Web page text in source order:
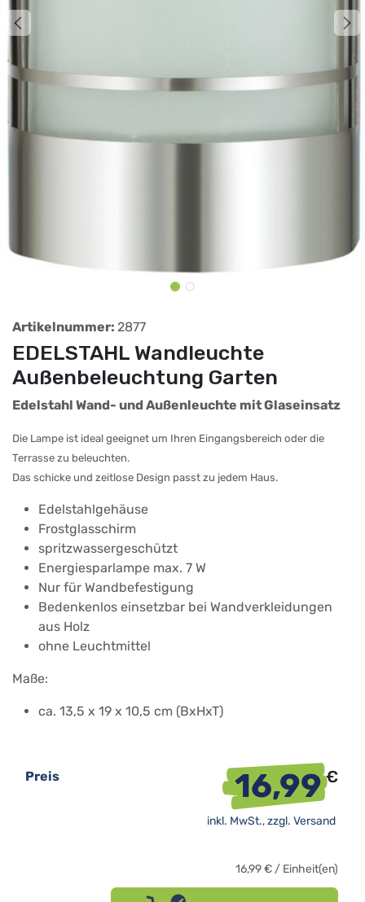
Artikelnummer: 2877
EDELSTAHL Wandleuchte
Außenbeleuchtung Garten
Edelstahl Wand- und Außenleuchte mit Glaseinsatz
Die Lampe ist ideal geeignet um Ihren Eingangsbereich oder die
Terrasse zu beleuchten.
Das schicke und zeitlose Design passt zu jedem Haus.
Edelstahlgehäuse
Frostglasschirm
spritzwassergeschützt
Energiesparlampe max. 7 W
Nur für Wandbefestigung
Bedenkenlos einsetzbar bei Wandverkleidungen
aus Holz
ohne Leuchtmittel
Maße:
ca. 13,5 x 19 x 10,5 cm (BxHxT)
Preis 16,99€
inkl. MwSt., zzgl. Versand
16,99€ / Einheit(en)